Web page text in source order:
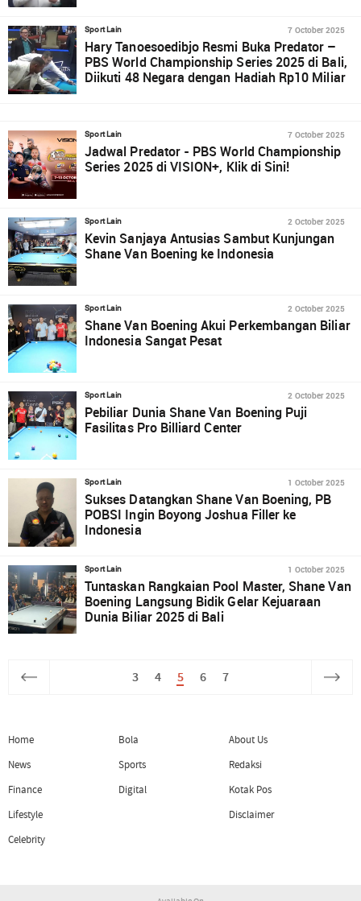
Sport Lain 7 October 2025
Hary Tanoesoedibjo Resmi Buka Predator –
PBS World Championship Series 2025 di Bali,
Diikuti 48 Negara dengan Hadiah Rp10 Miliar
Sport Lain 7 October 2025
Jadwal Predator - PBS World Championship
Series 2025 di VISION+, Klik di Sini!
Sport Lain 2 October 2025
Kevin Sanjaya Antusias Sambut Kunjungan
Shane Van Boening ke Indonesia
Sport Lain 2 October 2025
Shane Van Boening Akui Perkembangan Biliar
Indonesia Sangat Pesat
Sport Lain 2 October 2025
Pebiliar Dunia Shane Van Boening Puji
Fasilitas Pro Billiard Center
Sport Lain 1 October 2025
Sukses Datangkan Shane Van Boening, PB
POBSI Ingin Boyong Joshua Filler ke
Indonesia
Sport Lain 1 October 2025
Tuntaskan Rangkaian Pool Master, Shane Van
Boening Langsung Bidik Gelar Kejuaraan
Dunia Biliar 2025 di Bali
3 4 5 6 7
Home
News
Finance
Lifestyle
Celebrity
Bola
Sports
Digital
About Us
Redaksi
Kotak Pos
Disclaimer